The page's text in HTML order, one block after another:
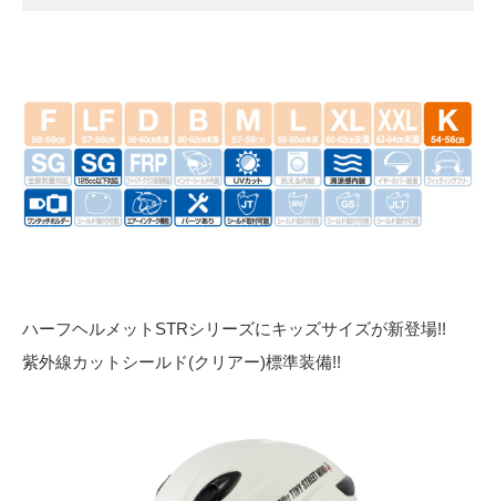
ハーフヘルメットSTRシリーズにキッズサイズが新登場!!
紫外線カットシールド(クリアー)標準装備!!